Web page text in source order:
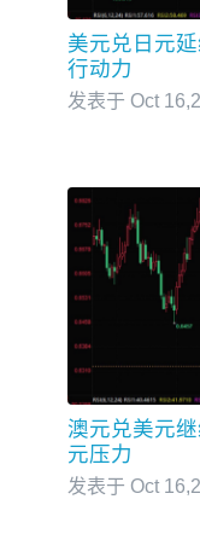
美元兑日元
行动力
发表于 Oct
澳元兑美元
元压力
发表于 Oct